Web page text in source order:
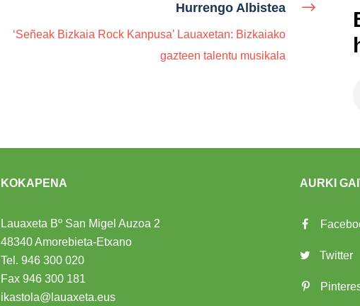
Hurrengo Albistea
‘Señeak Bizkaia Rock Kanpusa’ Lauaxetan: Bizkaiako
gazteen talentu musikala
KOKAPENA
Lauaxeta Bº San Migel Auzoa 2
48340 Amorebieta-Etxano
Tel.946 300 020
Fax 946 300 181
ikastola@lauaxeta.eus
AURKI
Twitter